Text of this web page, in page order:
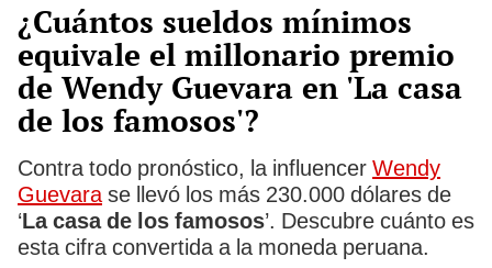
¿Cuántos sueldos mínimos
equivale el millonario premio
de Wendy Guevara en 'La casa
de los famosos'?
Contra todo pronóstico, la influencer Wendy
Guevarase llevó los más 230.000 dólares de
‘La casa de los famosos’. Descubre cuánto es
esta cifra convertida a la moneda peruana.